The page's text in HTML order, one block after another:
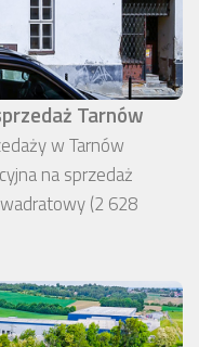
Tarnów
w Tarnów
na sprzedaż
(2 628